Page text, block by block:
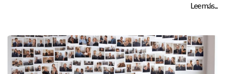
Lee más...